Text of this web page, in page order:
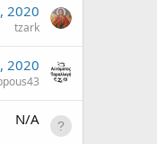
2020
tzark
2020
N/A